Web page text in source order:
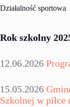
Działalność sportowa
Rok szkolny
12.06.2026
15.05.2026
Szkolnej w